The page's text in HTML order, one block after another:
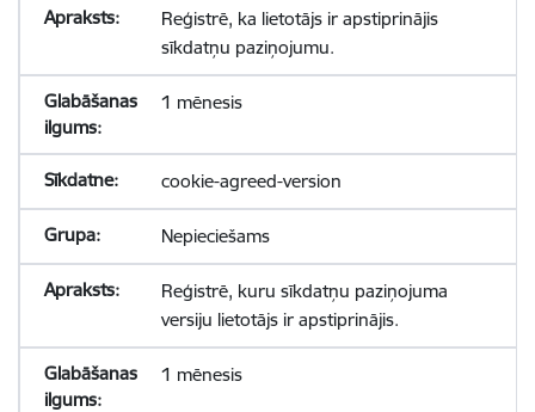
Reģistrē, ka lietotājs ir apstiprinājis
sīkdatņu paziņojumu.
1 mēnesis
cookie-agreed-version
Nepieciešams
Reģistrē, kuru sīkdatņu paziņojuma
versiju lietotājs ir apstiprinājis.
1 mēnesis